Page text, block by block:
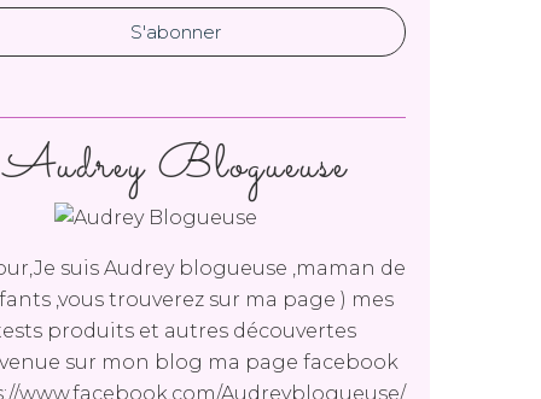
Audrey Blogueuse
suis Audrey blogueuse ,maman de
,vous trouverez sur ma page ) mes
produits et autres découvertes
sur mon blog ma page facebook
www.facebook.com/Audreyblogueuse/